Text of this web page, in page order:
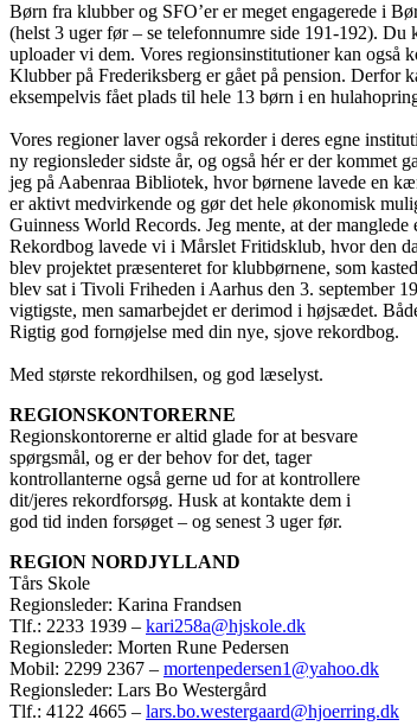
Børn fra klubber og SFO’er er meget engagerede i
(helst 3 uger før – se telefonnumre side 191-192). Du
uploader vi dem. Vores regionsinstitutioner kan også
Klubber på Frederiksberg er gået på pension.
eksempelvis fået plads til hele 13 børn i en
Vores regioner laver også rekorder i deres egne
ny regionsleder sidste år, og også hér er der kommet
jeg på Aabenraa Bibliotek, hvor børnene lavede en
er aktivt medvirkende og gør det hele økonomisk
Guinness World Records. Jeg mente, at der
Rekordbog lavede vi i Mårslet Fritidsklub, hvor den
blev projektet præsenteret for klubbørnene, som
blev sat i Tivoli Friheden i Aarhus den 3. september
vigtigste, men samarbejdet er derimod i højsædet.
Rigtig god fornøjelse med din nye, sjove rekordbog.
Med største rekordhilsen, og god læselyst.
REGIONSKONTORERNE
Regionskontorerne er altid glade for at besvare
spørgsmål, og er der behov for det, tager
kontrollanterne også gerne ud for at kontrollere
dit/jeres rekordforsøg. Husk at kontakte dem i
god tid inden forsøget – og senest 3 uger før.
REGION NORDJYLLAND
Tårs Skole
Regionsleder: Karina Frandsen
Tlf.: 2233 1939 – kari258a@hjskole.dk
Regionsleder: Morten Rune Pedersen
Mobil: 2299 2367 – mortenpedersen1@yahoo.dk
Regionsleder: Lars Bo Westergård
Tlf.: 4122 4665 – lars.bo.westergaard@hjoerring.dk